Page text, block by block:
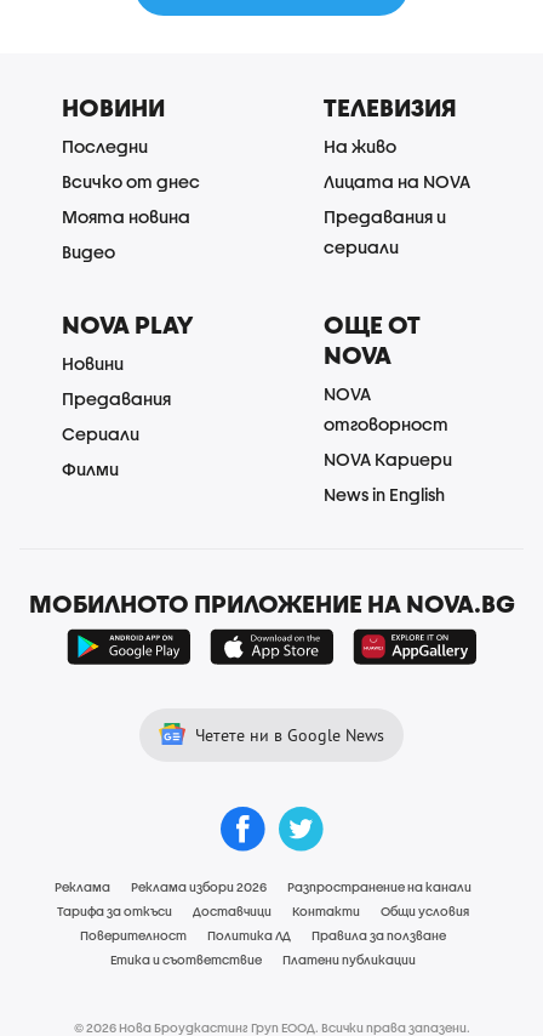
НОВИНИ
Последни
Всичко от днес
Моята новина
Видео
ТЕЛЕВИЗИЯ
На живо
Лицата на NOVA
Предавания и
сериали
NOVA PLAY
Новини
Предавания
Сериали
Филми
ОЩЕ ОТ
NOVA
NOVA
отговорност
NOVA Кариери
News in English
МОБИЛНОТО ПРИЛОЖЕНИЕ НА NOVA.BG
Четете ни в Google News
Реклама Реклама избори 2026
Разпространение на канали
Тарифа за откъси
Доставчици Контакти
Общи условия
Поверителност
Политика ЛД
Правила за ползване
Етика и съответствие
Платени публикации
© 2026 Нова Броудкастинг Груп ЕООД. Всички права запазени.